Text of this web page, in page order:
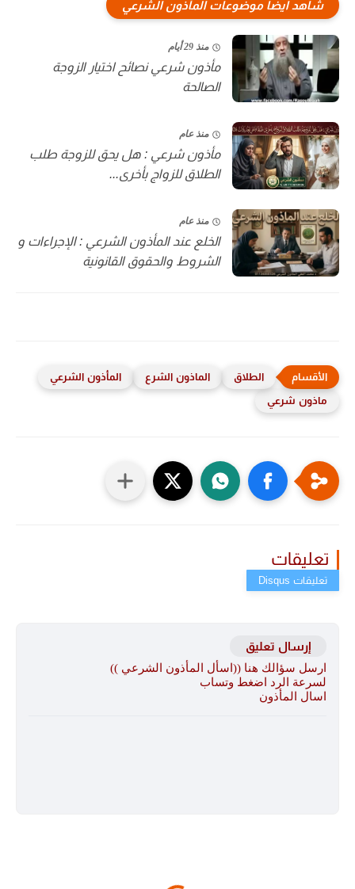
شاهد ايضا موضوعات المأذون الشرعي
منذ 29 أيام
مأذون شرعي نصائح اختيار الزوجة
الصالحة
منذ عام
مأذون شرعي : هل يحق للزوجة طلب
الطلاق للزواج بأخرى...
منذ عام
الخلع عند المأذون الشرعي : الإجراءات و
الشروط والحقوق القانونية
الطلاق الماذون الشرع
المأذون الشرعي
ماذون شرعي
تعليقات
إرسال تعليق
ارسل سؤالك هنا ((اسأل المأذون الشرعي ))
لسرعة الرد اضغط وتساب
اسال المأذون